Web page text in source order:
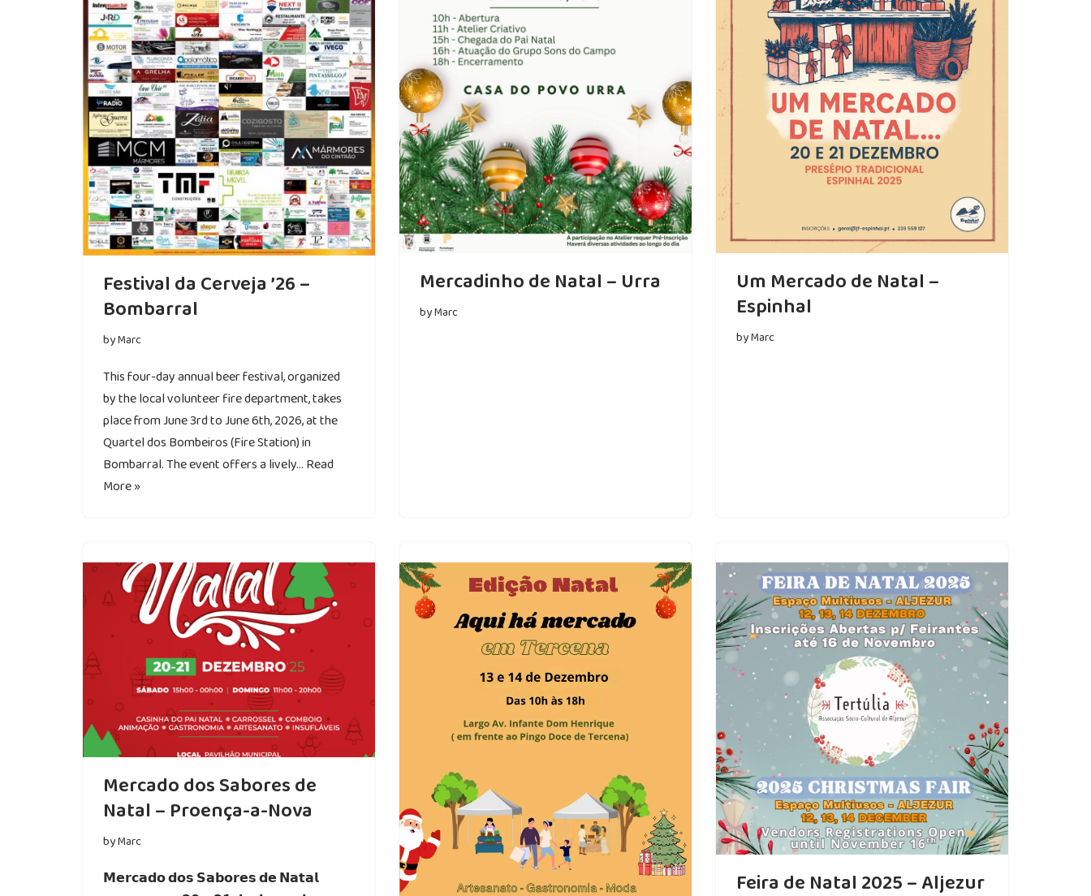
Festival da Cerveja ’26 –
Bombarral
byMarc
This four-day annual beer festival, organized
by the local volunteer fire department, takes
place from June 3rd to June 6th, 2026, at the
Quartel dos Bombeiros (Fire Station) in
Bombarral. The event offers a lively… Read
More »
Mercadinho de Natal – Urra
byMarc
Um Mercado de Natal –
Espinhal
byMarc
Mercado dos Sabores de
Natal – Proença-a-Nova
byMarc
𝗠𝗲𝗿𝗰𝗮𝗱𝗼 𝗱𝗼𝘀 𝗦𝗮𝗯𝗼𝗿𝗲𝘀 𝗱𝗲 𝗡𝗮𝘁𝗮𝗹
Feira de Natal 2025 – Aljezur